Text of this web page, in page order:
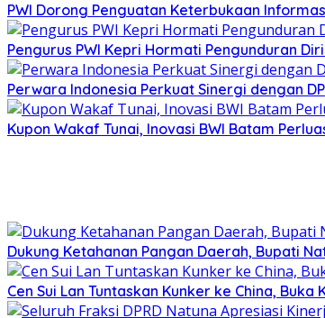
PWI Dorong Penguatan Keterbukaan
Pengurus PWI Kepri Hormati Pengunduran
Perwara Indonesia Perkuat Sinergi dengan
Kupon Wakaf Tunai, Inovasi BWI Batam
Dukung Ketahanan Pangan Daerah, Bupati
Cen Sui Lan Tuntaskan Kunker ke China,